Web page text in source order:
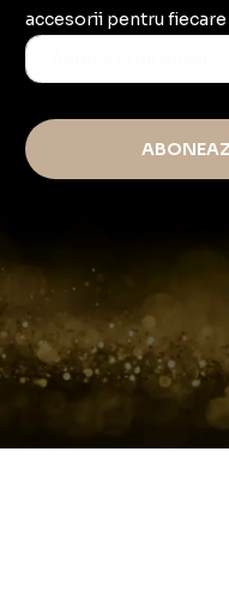
accesorii pentru